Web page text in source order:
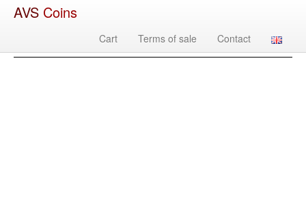
AVS Coins
Cart Terms of sale Contact
Country Denomination Year